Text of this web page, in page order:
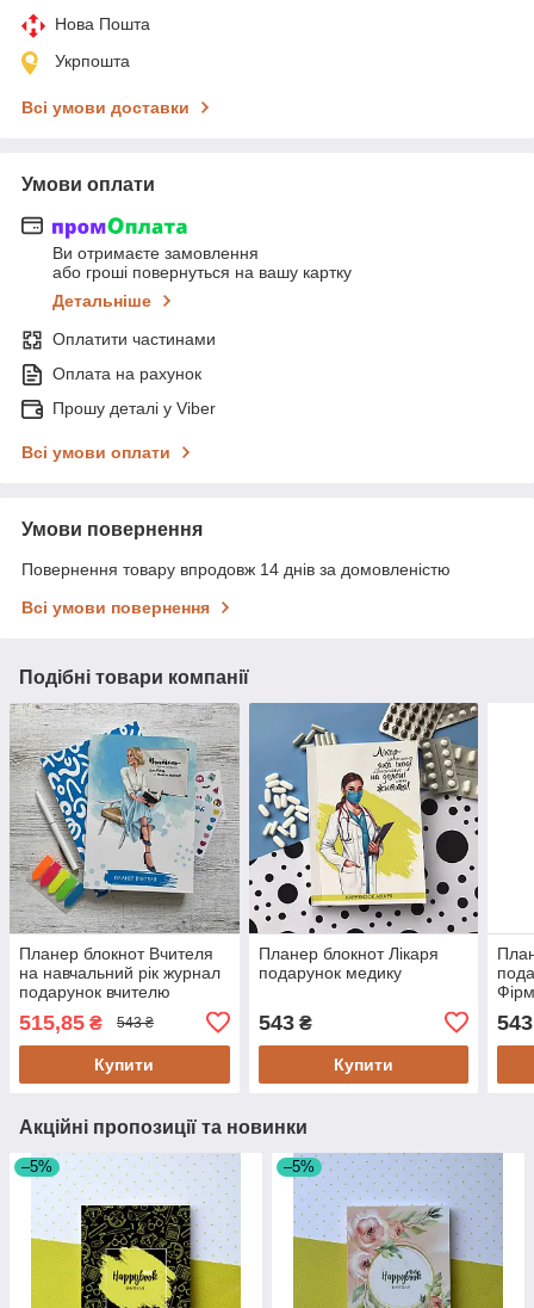
Нова Пошта
Укрпошта
Всі умови доставки
Умови оплати
Ви отримаєте замовлення
або гроші повернуться на вашу картку
Детальніше
Оплатити частинами
Оплата на рахунок
Прошу деталі у Viber
Всі умови оплати
Умови повернення
Повернення товару впродовж 14 днів за домовленістю
Всі умови повернення
Подібні товари компанії
Планер блокнот Вчителя
на навчальний рік журнал
подарунок вчителю
515,85 ₴ 543 ₴
Купити
Планер блокнот Лікаря
подарунок медику
543₴
Купити
543
Акційні пропозиції та новинки
–5% –5%